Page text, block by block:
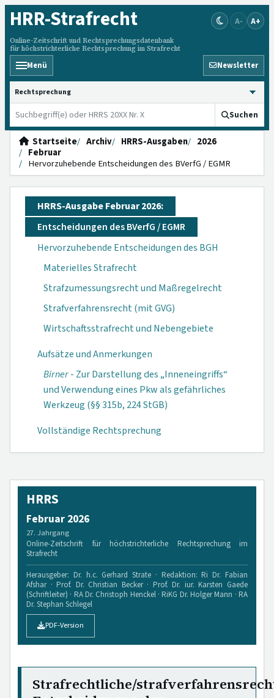
HRR-Strafrecht
Online-Zeitschrift und Rechtsprechungsdatenbank
für höchstrichterliche Rechtsprechung im Strafrecht
A- A+
Menü Newsletter
HRRS durchsuchen
Suchen
Startseite Archiv HRRS-Ausgaben
2026
Februar
Hervorzuhebende Entscheidungen des BVerfG / EGMR
HRRS-Ausgabe Februar 2026:
Entscheidungen des BVerfG / EGMR
Hervorzuhebende Entscheidungen des BGH
Materielles Strafrecht
Strafzumessungsrecht und Maßregelrecht
Strafverfahrensrecht (mit GVG)
Wirtschaftsstrafrecht und Nebengebiete
Aufsätze und Anmerkungen
Birner- Zur Darstellung des „Inneneingriffs“
und Verwendung eines Pkw als gefährliches
Werkzeug (§§ 315b, 224 StGB)
Vollständige Rechtsprechung
HRRS
Februar 2026
27. Jahrgang
Online-Zeitschrift für höchstrichterliche Rechtsprechung im
Strafrecht
Herausgeber: Dr. h.c. Gerhard Strate · Redaktion: Ri Dr. Fabian
Afshar · Prof. Dr. Christian Becker · Prof. Dr. iur. Karsten Gaede
(Schriftleiter) · RA Dr. Christoph Henckel · RiKG Dr. Holger Mann · RA
Dr. Stephan Schlegel
PDF-Version
Strafrechtliche/